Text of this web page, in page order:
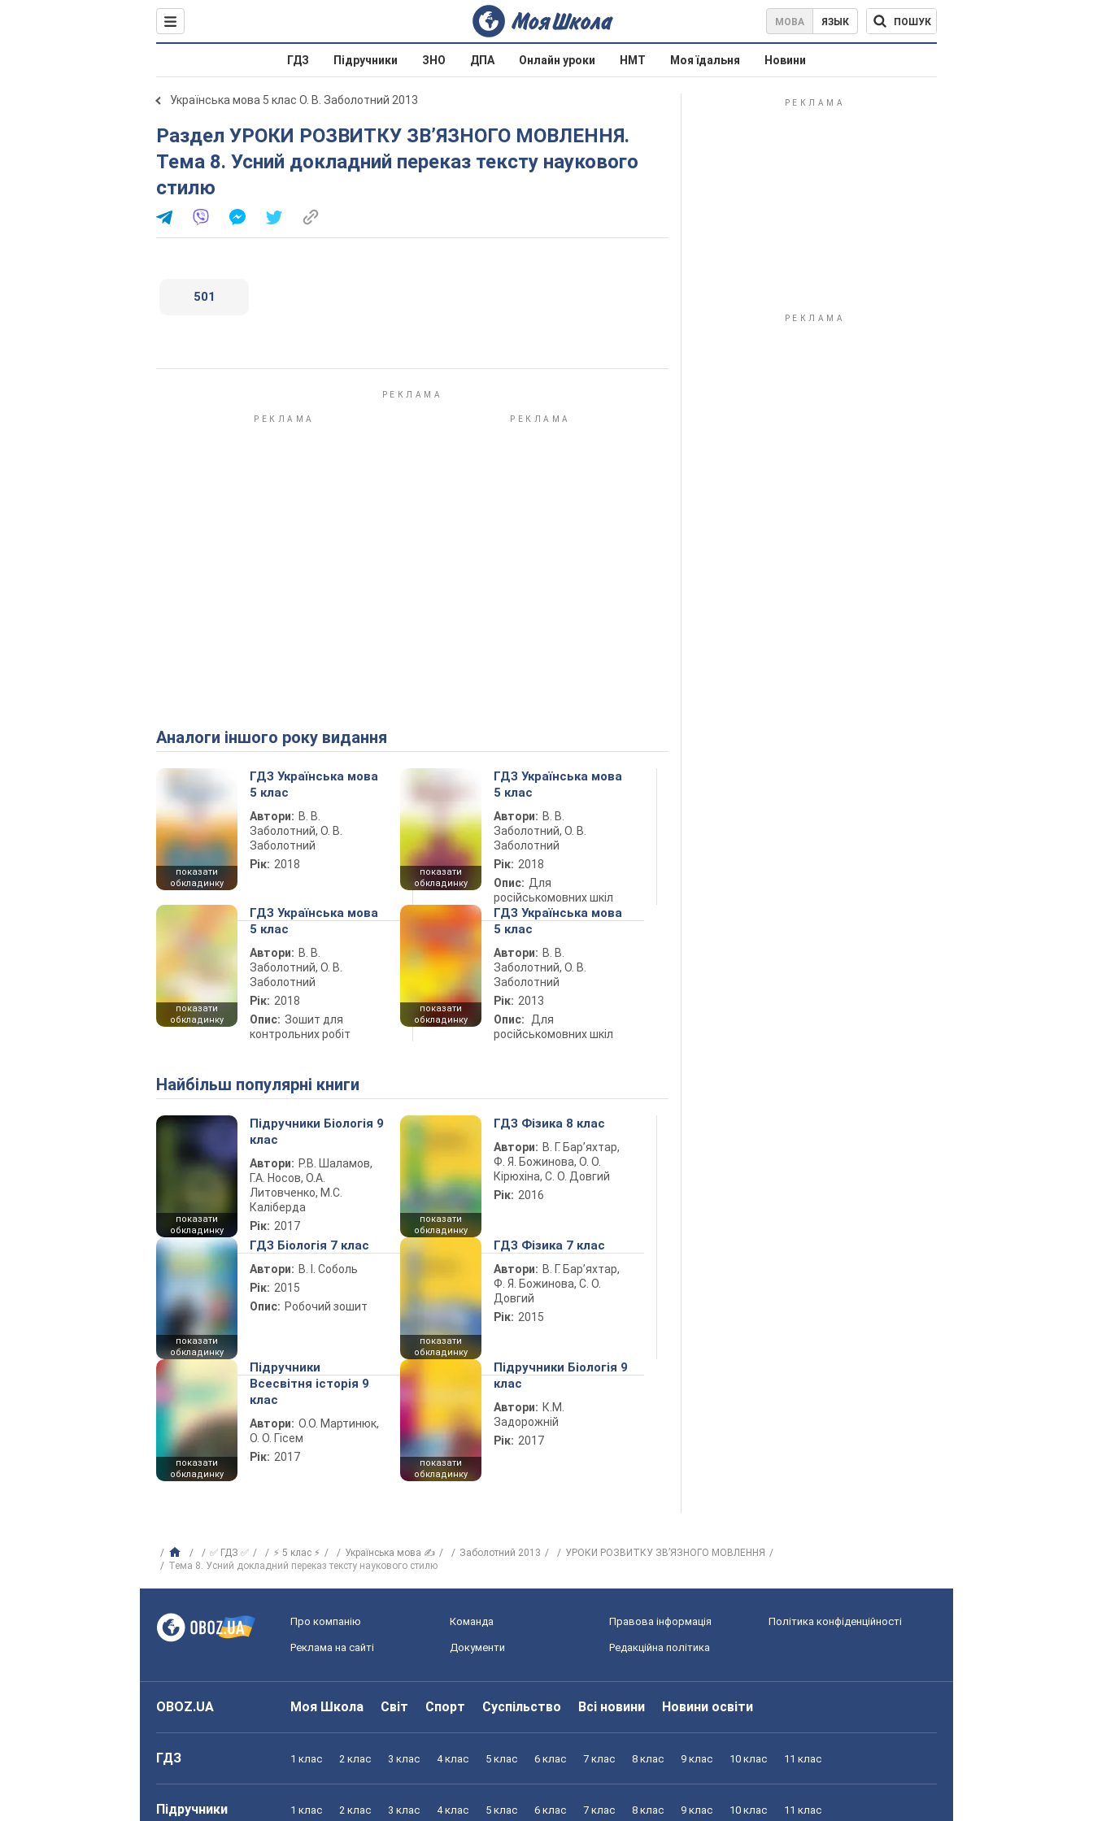
МОВА ЯЗЫК ПОШУК
ГДЗ Підручники ЗНО ДПА Онлайн уроки НМТ Моя їдальня Новини
Українська мова 5 клас О. В. Заболотний 2013
Раздел УРОКИ РОЗВИТКУ ЗВ’ЯЗНОГО МОВЛЕННЯ.
Тема 8. Усний докладний переказ тексту наукового
стилю
501
Аналоги іншого року видання
показати
обкладинку
ГДЗ Українська мова
5 клас
Автори: В. В.
Заболотний, О. В.
Заболотний
Рік: 2018
показати
обкладинку
ГДЗ Українська мова
5 клас
Автори: В. В.
Заболотний, О. В.
Заболотний
Рік: 2018
Опис: Для
російськомовних шкіл
показати
обкладинку
ГДЗ Українська мова
5 клас
Автори: В. В.
Заболотний, О. В.
Заболотний
Рік: 2018
Опис: Зошит для
контрольних робіт
показати
обкладинку
ГДЗ Українська мова
5 клас
Автори: В. В.
Заболотний, О. В.
Заболотний
Рік: 2013
Опис:
Для
російськомовних шкіл
Найбільш популярні книги
показати
обкладинку
Підручники Біологія 9
клас
Автори: Р.В. Шаламов,
Г.А. Носов, О.А.
Литовченко, М.С.
Каліберда
Рік: 2017
показати
обкладинку
ГДЗ Фізика 8 клас
Автори: В. Г. Бар’яхтар,
Ф. Я. Божинова, О. О.
Кірюхіна, С. О. Довгий
Рік: 2016
показати
обкладинку
ГДЗ Біологія 7 клас
Автори: В. І. Соболь
Рік: 2015
Опис: Робочий зошит
показати
обкладинку
ГДЗ Фізика 7 клас
Автори: В. Г. Бар’яхтар,
Ф. Я. Божинова, С. О.
Довгий
Рік: 2015
показати
обкладинку
Підручники
Всесвітня історія 9
клас
Автори: О.О. Мартинюк,
О. О. Гісем
Рік: 2017
показати
обкладинку
Підручники Біологія 9
клас
Автори: К.М.
Задорожній
Рік: 2017
✅ ГДЗ ✅ ⚡ 5 клас ⚡ Українська мова ✍ Заболотний 2013
УРОКИ РОЗВИТКУ ЗВ’ЯЗНОГО МОВЛЕННЯ
Тема 8. Усний докладний переказ тексту наукового стилю
Про компанію Команда Правова інформація Політика конфіденційності
Реклама на сайті Документи Редакційна політика
OBOZ.UA Моя Школа Світ Спорт Суспільство Всі новини Новини освіти
ГДЗ 1 клас 2 клас 3 клас 4 клас 5 клас 6 клас 7 клас 8 клас 9 клас 10 клас 11 клас
Підручники 1 клас 2 клас 3 клас 4 клас 5 клас 6 клас 7 клас 8 клас 9 клас 10 клас 11 клас